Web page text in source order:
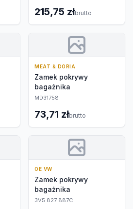
215,75 złbrutto
MEAT & DORIA
Zamek pokrywy
bagażnika
MD31758
73,71 złbrutto
OE VW
Zamek pokrywy
bagażnika
3V5 827 887C